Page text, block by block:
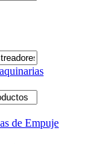
de Empuje